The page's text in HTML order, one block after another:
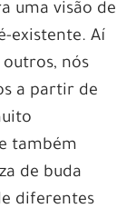
uma visão de
existente. Aí
outros, nós
a partir de
também
de buda
diferentes